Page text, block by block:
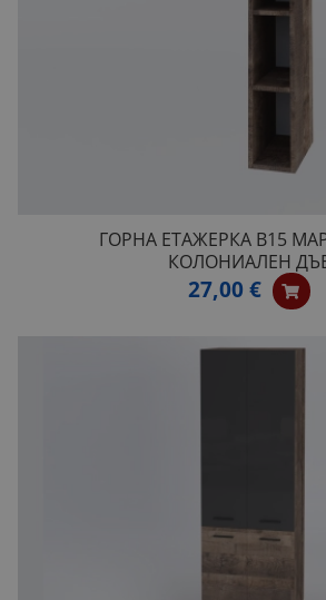
ГОРНА ЕТАЖЕРКА B15
КОЛОНИАЛЕН
27,00 €